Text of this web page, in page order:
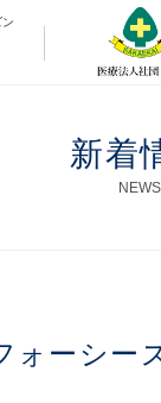
新着
NEWS
ォーシー